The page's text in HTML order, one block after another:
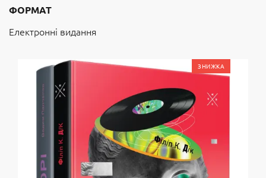
ФОРМАТ
Електронні видання
ЗНИЖКА